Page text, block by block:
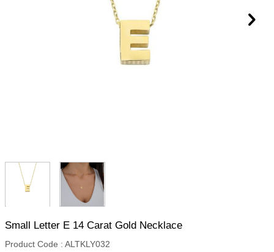
Small Letter E 14 Carat Gold Necklace
Product Code : ALTKLY032